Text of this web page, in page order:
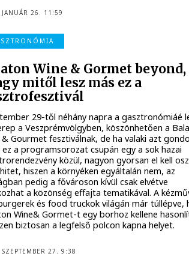
26. 11:59
Wine & Gormet beyond,
mitől lesz más ez a
29-től néhány napra a gasztronómiáé
a Veszprémvölgyben, köszönhetően a
& Gourmet fesztiválnak, de ha valaki azt
ez a programsorozat csupán egy a sok hazai
közül, nagyon gyorsan el kell
hiszen a környéken egyáltalán nem, az
pedig a fővároson kívül csak elvétve
a közönség effajta tematikával. A
és food truckok világán már túllépve,
Wine& Gormet-t egy borhoz kellene
biztosan a legfelső polcon kapna helyet.
27. 9:38